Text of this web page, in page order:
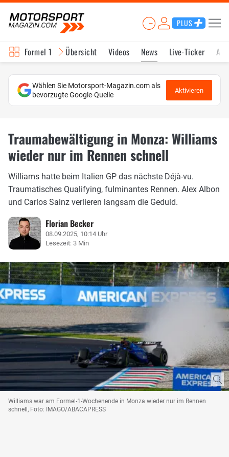
PLUS
Formel 1 Übersicht Videos News Live-Ticker
Wählen Sie Motorsport-Magazin.com als
bevorzugte Google-Quelle
Aktivieren
Traumabewältigung in Monza: Williams
wieder nur im Rennen schnell
Williams hatte beim Italien GP das nächste Déjà-vu.
Traumatisches Qualifying, fulminantes Rennen. Alex Albon
und Carlos Sainz verlieren langsam die Geduld.
Florian Becker
08.09.2025, 10:14 Uhr
Lesezeit: 3 Min
Williams war am Formel-1-Wochenende in Monza wieder nur im Rennen
schnell, Foto: IMAGO/ABACAPRESS